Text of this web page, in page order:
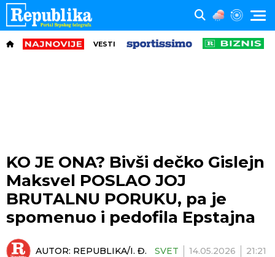
VESTI
KO JE ONA? Bivši dečko Gislejn
Maksvel POSLAO JOJ
BRUTALNU PORUKU, pa je
spomenuo i pedofila Epstajna
AUTOR: REPUBLIKA/I. Đ. SVET 14.05.2026 21:21